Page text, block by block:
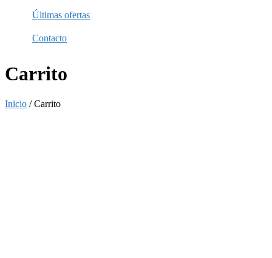
Últimas ofertas
Contacto
Carrito
Inicio / Carrito